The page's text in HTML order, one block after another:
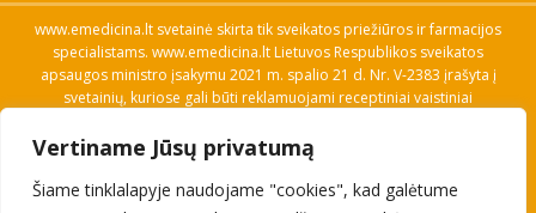
Vertiname Jūsų privatumą
Šiame tinklalapyje naudojame "cookies", kad galėtume
www.emedicina.lt svetainė skirta tik sveikatos priežiūros ir farmacijos
specialistams. www.emedicina.lt Lietuvos Respublikos sveikatos
apsaugos ministro įsakymu 2021 m. spalio 21 d. Nr. V-2383 įrašyta į
svetainių, kuriose gali būti reklamuojami receptiniai vaistiniai
savo profesinę kvalifikaciją. Naudingos nuorodos: Vaistų ir medicinos
pagalbos priemonių kainų paieška, VVKT tinklalapis, Sveikatos
priežiūros ar farmacijos specialisto pranešimo apie įtariamą